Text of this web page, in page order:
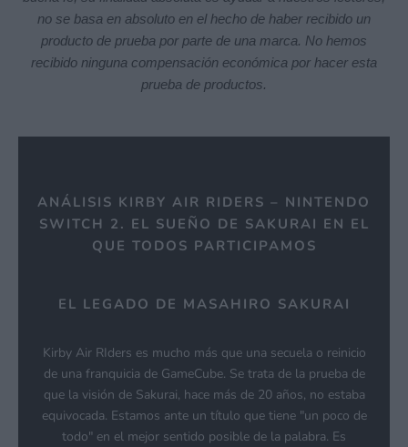
no se basa en absoluto en el hecho de haber recibido un
producto de prueba por parte de una marca. No hemos
recibido ninguna compensación económica por hacer esta
prueba de productos.
ANÁLISIS KIRBY AIR RIDERS – NINTENDO
SWITCH 2. EL SUEÑO DE SAKURAI EN EL
QUE TODOS PARTICIPAMOS
EL LEGADO DE MASAHIRO SAKURAI
Kirby Air RIders es mucho más que una secuela o reinicio
de una franquicia de GameCube. Se trata de la prueba de
que la visión de Sakurai, hace más de 20 años, no estaba
equivocada. Estamos ante un título que tiene "un poco de
todo" en el mejor sentido posible de la palabra. Es